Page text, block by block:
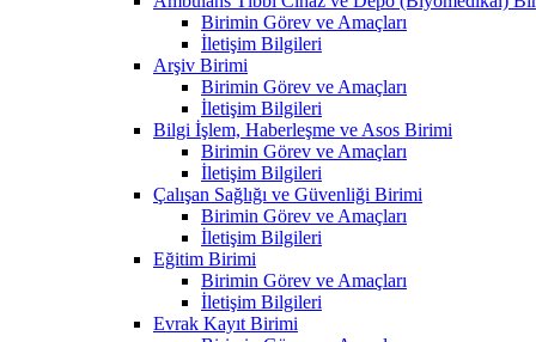
Birimin Görev ve Amaçları
İletişim Bilgileri
Arşiv Birimi
Birimin Görev ve Amaçları
İletişim Bilgileri
Bilgi İşlem, Haberleşme ve Asos Birimi
Birimin Görev ve Amaçları
İletişim Bilgileri
Çalışan Sağlığı ve Güvenliği Birimi
Birimin Görev ve Amaçları
İletişim Bilgileri
Eğitim Birimi
Birimin Görev ve Amaçları
İletişim Bilgileri
Evrak Kayıt Birimi